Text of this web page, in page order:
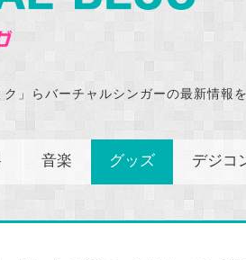
」らバーチャルシンガーの最新情報
音楽 グッズ デジコ